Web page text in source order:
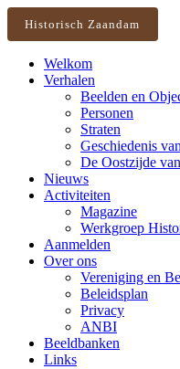
Historisch Zaandam
Welkom
Verhalen
Beelden en
Personen
Straten
Geschiedenis
De Oostzijde
Nieuws
Activiteiten
Magazine
Werkgroep
Aanmelden
Over ons
Vereniging en
Beleidsplan
Privacy
ANBI
Beeldbanken
Links